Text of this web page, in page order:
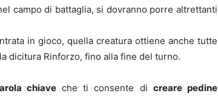
campo di battaglia, si dovranno porre altrettanti
in gioco, quella creatura ottiene anche tutte
dicitura Rinforzo, fino alla fine del turno.
chiaveche ti consente di creare pedine